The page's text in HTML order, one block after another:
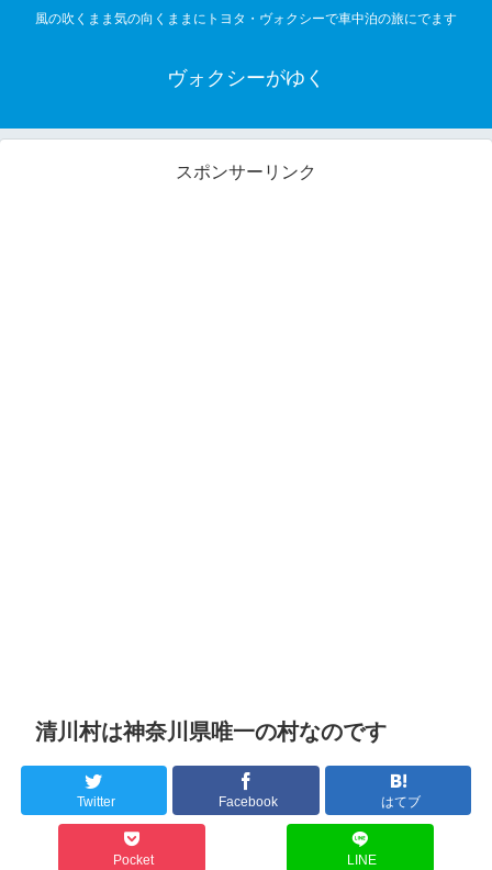
風の吹くまま気の向くままにトヨタ・ヴォクシーで車中泊の旅にでます
ヴォクシーがゆく
スポンサーリンク
清川村は神奈川県唯一の村なのです
Twitter Facebook はてブ
Pocket LINE